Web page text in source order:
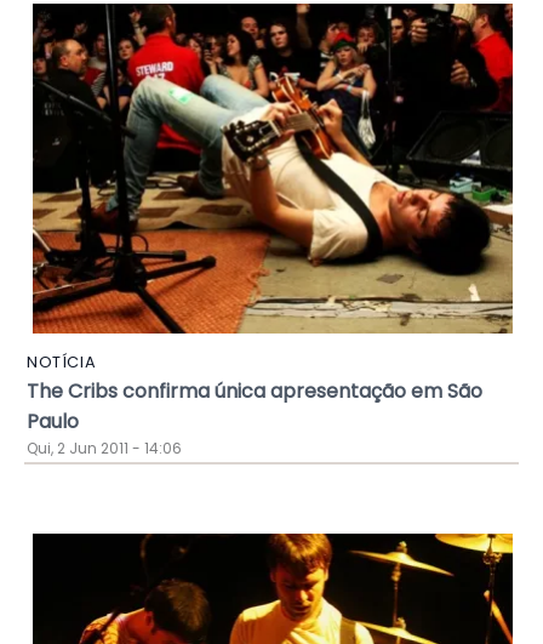
NOTÍCIA
The Cribs confirma única apresentação em São
Paulo
Qui, 2 Jun 2011 - 14:06